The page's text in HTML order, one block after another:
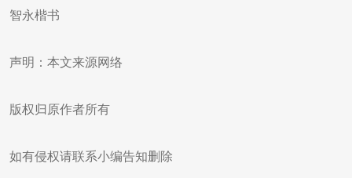
​智永楷书
声明：本文来源网络
版权归原作者所有
如有侵权请联系小编告知删除